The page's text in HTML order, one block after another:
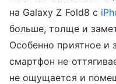
на Galaxy Z Fold8 с
больше, толще и
Особенно приятное и
смартфон не
не ощущается и